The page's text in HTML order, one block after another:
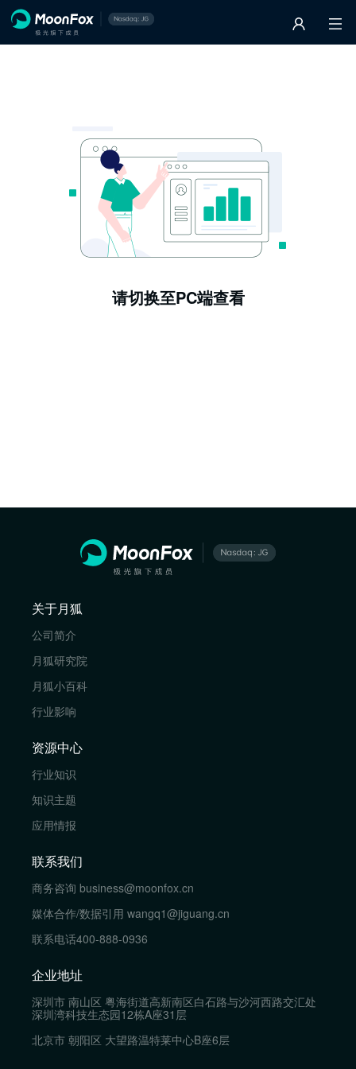
请切换至PC端查看
关于月狐
公司简介
月狐研究院
月狐小百科
行业影响
资源中心
行业知识
知识主题
应用情报
联系我们
商务咨询 business@moonfox.cn
媒体合作/数据引用 wangq1@jiguang.cn
联系电话400-888-0936
企业地址
深圳市 南山区 粤海街道高新南区白石路与沙河西路交汇处
深圳湾科技生态园12栋A座31层
北京市 朝阳区 大望路温特莱中心B座6层